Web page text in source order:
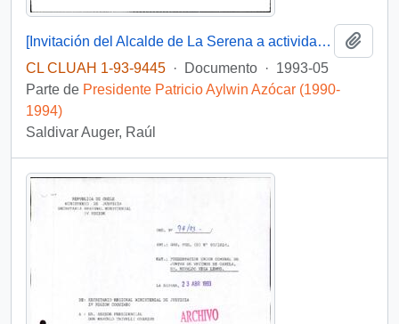
[Invitación del Alcalde de La Serena a actividades del 449° Aniversario de la ciudad de La Serena]
CL CLUAH 1-93-9445 · Documento · 1993-05
Parte de Presidente Patricio Aylwin Azócar (1990-
1994)
Saldivar Auger, Raúl